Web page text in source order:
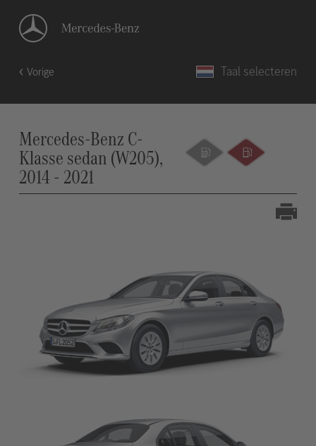
Vorige Taal selecteren
Mercedes-Benz C-
Klasse sedan (W205),
2014 - 2021